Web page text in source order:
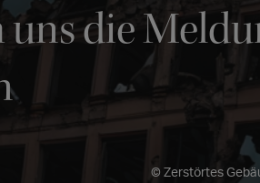
die
© Zerstörtes